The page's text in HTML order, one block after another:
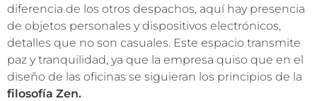
diferencia de los otros despachos, aquí hay presencia
de objetos personales y dispositivos electrónicos,
detalles que no son casuales. Este espacio transmite
paz y tranquilidad, ya que la empresa quiso que en el
diseño de las oficinas se siguieran los principios de la
filosofía Zen.